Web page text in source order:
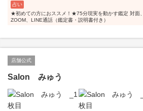
占い
★初めての方におススメ！★75分現実を動かす鑑定 対面、
ZOOM、LINE通話（鑑定書・説明書付き）
店舗公式
Salon みゅう